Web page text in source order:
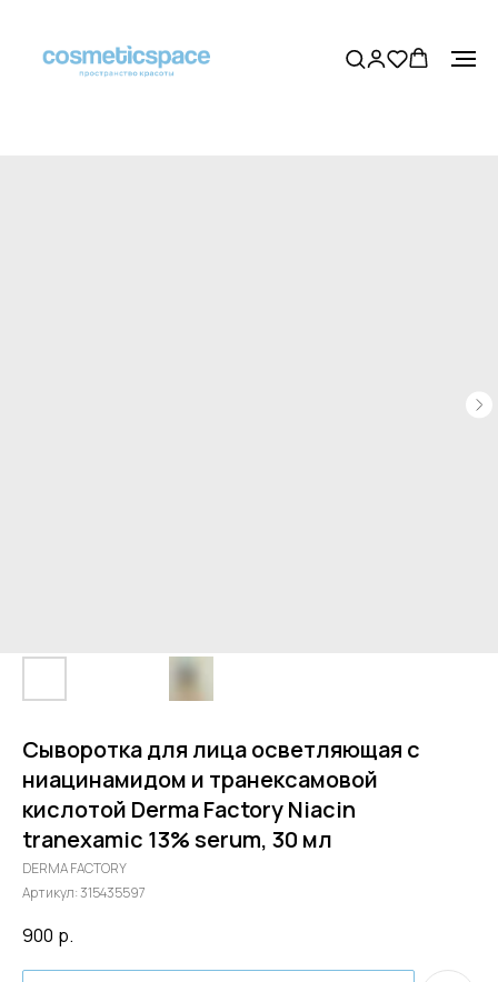
Сыворотка для лица осветляющая с
ниацинамидом и транексамовой
кислотой Derma Factory Niacin
tranexamic 13% serum, 30 мл
DERMA FACTORY
Артикул:315435597
900 р.